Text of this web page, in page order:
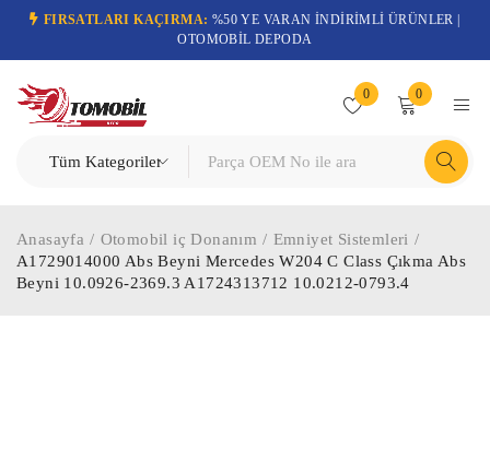
FIRSATLARI KAÇIRMA: %50 YE VARAN İNDİRİMLİ ÜRÜNLER |
OTOMOBİL DEPODA
0 0
Anasayfa / Otomobil iç Donanım / Emniyet Sistemleri /
A1729014000 Abs Beyni Mercedes W204 C Class Çıkma Abs
Beyni 10.0926-2369.3 A1724313712 10.0212-0793.4